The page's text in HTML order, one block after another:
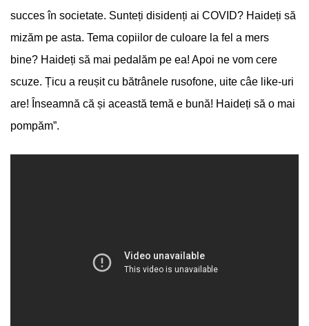
succes în societate. Sunteți disidenți ai COVID? Haideți să
mizăm pe asta. Tema copiilor de culoare la fel a mers
bine? Haideți să mai pedalăm pe ea! Apoi ne vom cere
scuze. Țicu a reușit cu bătrânele rusofone, uite câe like-uri
are! Înseamnă că și această temă e bună! Haideți să o mai
pompăm”.